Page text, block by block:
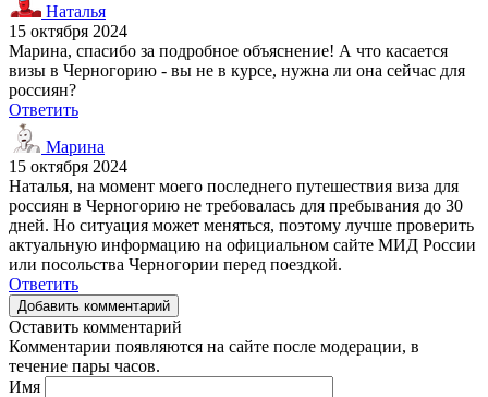
Наталья
15 октября 2024
Марина, спасибо за подробное объяснение! А что касается
визы в Черногорию - вы не в курсе, нужна ли она сейчас для
россиян?
Ответить
Марина
15 октября 2024
Наталья, на момент моего последнего путешествия виза для
россиян в Черногорию не требовалась для пребывания до 30
дней. Но ситуация может меняться, поэтому лучше проверить
актуальную информацию на официальном сайте МИД России
или посольства Черногории перед поездкой.
Ответить
Добавить комментарий
Оставить комментарий
Комментарии появляются на сайте после модерации, в
течение пары часов.
Имя